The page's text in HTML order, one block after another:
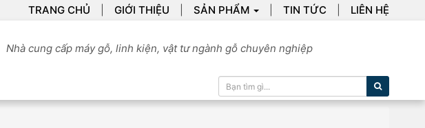
TRANG CHỦ GIỚI THIỆU SẢN PHẨM TIN TỨC LIÊN HỆ
Nhà cung cấp máy gỗ, linh kiện, vật tư ngành gỗ chuyên nghiệp